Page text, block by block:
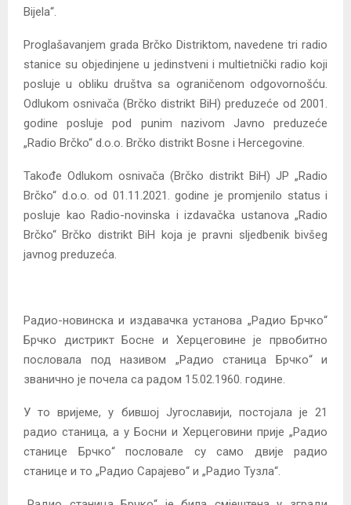
Bijela“.
Proglašavanjem grada Brčko Distriktom, navedene tri radio
stanice su objedinjene u jedinstveni i multietnički radio koji
posluje u obliku društva sa ograničenom odgovornošću.
Odlukom osnivača (Brčko distrikt BiH) preduzeće od 2001.
godine posluje pod punim nazivom Javno preduzeće
„Radio Brčko“ d.o.o. Brčko distrikt Bosne i Hercegovine.
Takođe Odlukom osnivača (Brčko distrikt BiH) JP „Radio
Brčko“ d.o.o. od 01.11.2021. godine je promjenilo status i
posluje kao Radio-novinska i izdavačka ustanova „Radio
Brčko“ Brčko distrikt BiH koja je pravni sljedbenik bivšeg
javnog preduzeća.
Радио-новинска и издавачка установа „Радио Брчко“
Брчко дистрикт Босне и Херцеговине је првобитно
пословала под називом „Радио станица Брчко“ и
званично је почела са радом 15.02.1960. године.
У то вријеме, у бившој Југославији, постојала је 21
радио станица, а у Босни и Херцеговини прије „Радио
станице Брчко“ пословале су само двије радио
станице и то „Радио Сарајево“ и „Радио Тузла“.